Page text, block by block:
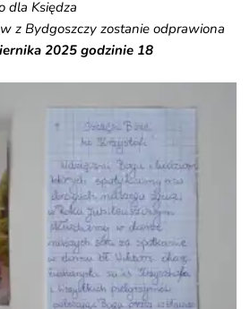
dla Księdza
z Bydgoszczy zostanie odprawiona
2025 godzinie 18